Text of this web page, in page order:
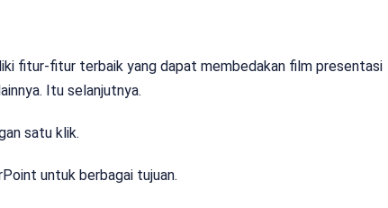
fitur-fitur terbaik yang dapat membedakan film presentasi
Itu selanjutnya.
satu klik.
untuk berbagai tujuan.